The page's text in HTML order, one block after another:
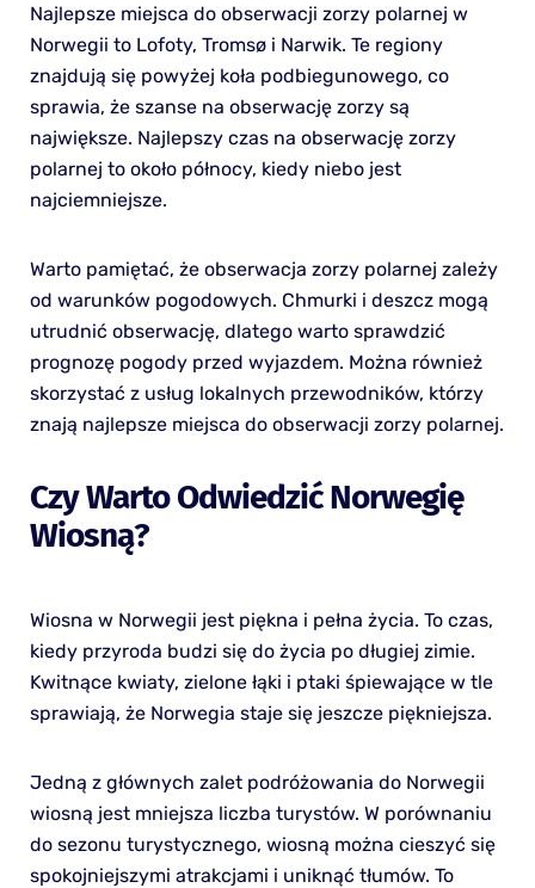
Najlepsze miejsca do obserwacji zorzy polarnej w
Norwegii to Lofoty, Tromsø i Narwik. Te regiony
znajdują się powyżej koła podbiegunowego, co
sprawia, że szanse na obserwację zorzy są
największe. Najlepszy czas na obserwację zorzy
polarnej to około północy, kiedy niebo jest
najciemniejsze.
Warto pamiętać, że obserwacja zorzy polarnej zależy
od warunków pogodowych. Chmurki i deszcz mogą
utrudnić obserwację, dlatego warto sprawdzić
prognozę pogody przed wyjazdem. Można również
skorzystać z usług lokalnych przewodników, którzy
znają najlepsze miejsca do obserwacji zorzy polarnej.
Czy Warto Odwiedzić Norwegię
Wiosną?
Wiosna w Norwegii jest piękna i pełna życia. To czas,
kiedy przyroda budzi się do życia po długiej zimie.
Kwitnące kwiaty, zielone łąki i ptaki śpiewające w tle
sprawiają, że Norwegia staje się jeszcze piękniejsza.
Jedną z głównych zalet podróżowania do Norwegii
wiosną jest mniejsza liczba turystów. W porównaniu
do sezonu turystycznego, wiosną można cieszyć się
spokojniejszymi atrakcjami i uniknąć tłumów. To